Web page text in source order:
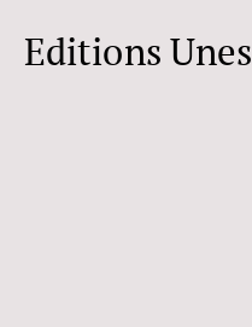
Editions Unes